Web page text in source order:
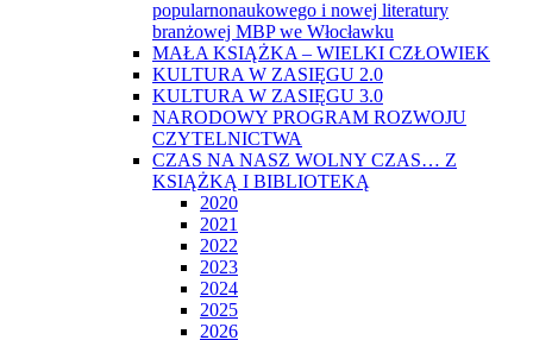
popularnonaukowego i nowej literatury
branżowej MBP we Włocławku
MAŁA KSIĄŻKA – WIELKI CZŁOWIEK
KULTURA W ZASIĘGU 2.0
KULTURA W ZASIĘGU 3.0
NARODOWY PROGRAM ROZWOJU
CZYTELNICTWA
CZAS NA NASZ WOLNY CZAS… Z
KSIĄŻKĄ I BIBLIOTEKĄ
2020
2021
2022
2023
2024
2025
2026